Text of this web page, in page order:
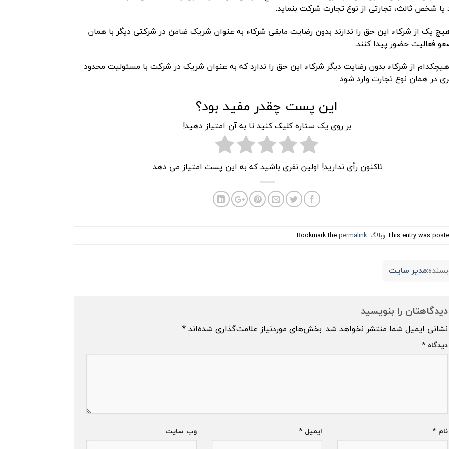
یا شخص ثالث، تجارتی از نوع تجارت شرکت بنماید.
یک از شرکاء این حق را ندارند بدون رضایت مابقی شرکاء به عنوان شریک ضامن در شرکتی دیگر با همان
فعالیت حضور پیدا کنند.
هیچکدام از شرکاء بدون رضایت دیگر شرکاء این حق را ندارد که به عنوان شریک در شرکت با مسئولیت محدود
در همان نوع تجارت وارد شود.
این پست چقدر مفید بود؟
بر روی یک ستاره کلیک کنید تا به آن امتیاز دهید!
تاکنون رأی ندارید! اولین نفری باشید که به این پست امتیاز می دهد.
This entry was وبلاگ. Bookmark the
permalink
.
مدیر سایت
دیدگاهتان را بنویسید
نشانی ایمیل شما منتشر نخواهد شد. بخش‌های موردنیاز علامت‌گذاری شده‌اند*
دیدگاه*
نام* ایمیل * وب‌ سایت